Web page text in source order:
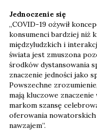
Jednoczenie się
„COVID-19 ożywił
konsumenci bardziej niż
międzyludzkich i
świata jest zmuszona
środków dystansowania
znaczenie jedności jako
Powszechne
mają kluczowe znaczenie
markom szansę
oferowania
nawzajem”.